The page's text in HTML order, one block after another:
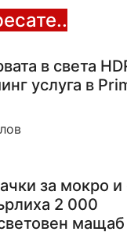
в света
услуга в
за мокро и
2 000
мащаб